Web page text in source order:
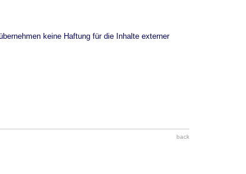
keine Haftung für die Inhalte externer
back